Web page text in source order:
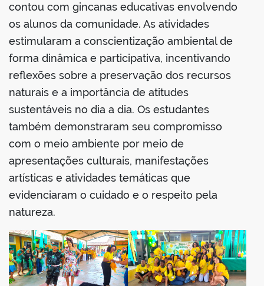
contou com gincanas educativas envolvendo
os alunos da comunidade. As atividades
estimularam a conscientização ambiental de
forma dinâmica e participativa, incentivando
reflexões sobre a preservação dos recursos
naturais e a importância de atitudes
sustentáveis no dia a dia. Os estudantes
também demonstraram seu compromisso
com o meio ambiente por meio de
apresentações culturais, manifestações
artísticas e atividades temáticas que
evidenciaram o cuidado e o respeito pela
natureza.